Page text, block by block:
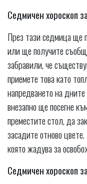
Седмичен хороскоп
През тази седмица ще
или ще получите
забравили, че
приемете това като
напредването на
внезапно ще посегне
преместите стол, да
засадите отново
която жадува за
Седмичен хороскоп